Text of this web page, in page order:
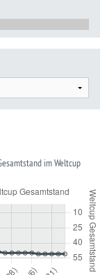
im Weltcup